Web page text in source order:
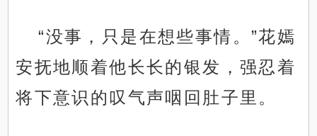
“没事，只是在想些事情。”花嫣
安抚地顺着他长长的银发，强忍着
将下意识的叹气声咽回肚子里。